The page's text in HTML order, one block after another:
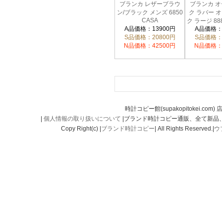
ブランカ レザーブラウ
ン/ブラック メンズ 6850
CASA
FM6850ATCASASSBKLZBR
A品価格：13900円
S品価格：20800円
N品価格：42500円
ブランカ
ク ラバー
ク ラージ
A品価格
S品価格
N品価格
時計コピー館(supakopitokei.com)
個人情報の取り扱いについて |ブランド時計コピー通販、全て新
Copy Right(c) | ブランド時計コピー | All Rights Reserved.| ウ